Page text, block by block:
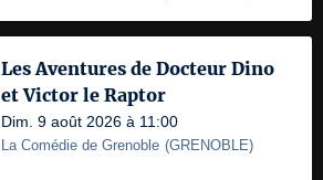
Les Aventures de Docteur Dino
et Victor le Raptor
Dim. 9 août 2026 à 11:00
La Comédie de Grenoble (GRENOBLE)